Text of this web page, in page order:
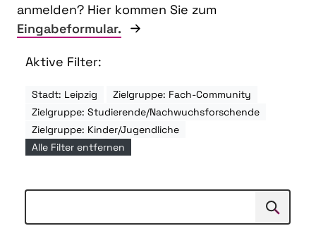
anmelden? Hier kommen Sie zum
Eingabeformular.
Aktive Filter:
Stadt: Leipzig
Zielgruppe: Fach-Community
Zielgruppe: Studierende/Nachwuchsforschende
Zielgruppe: Kinder/Jugendliche
Alle Filter entfernen
Suchen